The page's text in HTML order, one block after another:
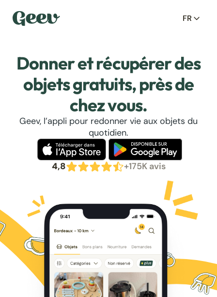
FR
Donner et récupérer des
objets gratuits, près de
chez vous.
Geev, l’appli pour redonner vie aux objets du
quotidien.
4,8 +175K avis